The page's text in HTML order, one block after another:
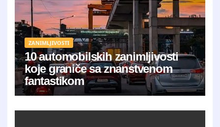
ZANIMLJIVOSTI
10 automobilskih zanimljivosti
koje graniče sa znanstvenom
fantastikom